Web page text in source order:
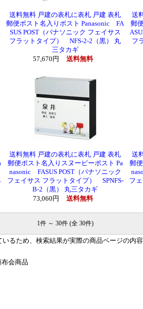
送料無料 戸建の表札に表札 戸建 表札
郵便ポスト名入りポスト Panasonic FA
SUS POST（パナソニック フェイサス
フラットタイプ） NFS-2-2（黒） 丸
三タカギ
57,670円
送料無料
送
郵
フ
送料無料 戸建の表札に表札 戸建 表札
郵便ポスト名入りスヌーピーポスト Pa
nasonic FASUS POST（パナソニック
フェイサス フラットタイプ） SPNFS-
B-2（黒） 丸三タカギ
73,060円
送料無料
送
郵
フ
1件 ～ 30件 (全 30件)
るため、検索結果が実際の商品ページの内
布会商品